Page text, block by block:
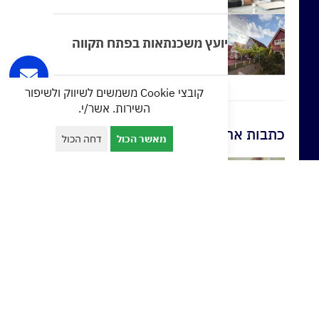
יועץ משכנתאות בפתח תקווה
כתבות אחרונות
קובצי Cookie משמשים לשיווק ולשיפור
השירות. אשר/י.
מאשר הכול דחה הכול